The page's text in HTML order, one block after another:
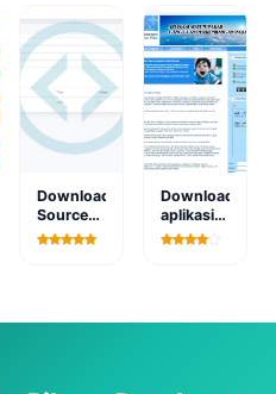
web
Berbasis
Web
Download
Source
Code
Download
aplikasi
sistem
berbasis